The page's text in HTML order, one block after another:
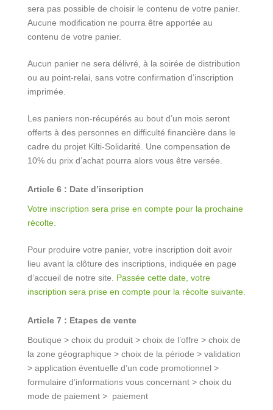
sera pas possible de choisir le contenu de votre panier.
Aucune modification ne pourra être apportée au
contenu de votre panier.
Aucun panier ne sera délivré, à la soirée de distribution
ou au point-relai, sans votre confirmation d’inscription
imprimée.
Les paniers non-récupérés au bout d’un mois seront
offerts à des personnes en difficulté financière dans le
cadre du projet Kilti-Solidarité. Une compensation de
10% du prix d’achat pourra alors vous être versée.
Article 6 : Date d’inscription
Votre inscription sera prise en compte pour la prochaine
récolte.
Pour produire votre panier, votre inscription doit avoir
lieu avant la clôture des inscriptions, indiquée en page
d’accueil de notre site. Passée cette date, votre
inscription sera prise en compte pour la récolte suivante.
Article 7 : Etapes de vente
Boutique > choix du produit > choix de l’offre > choix de
la zone géographique > choix de la période > validation
> application éventuelle d’un code promotionnel >
formulaire d’informations vous concernant > choix du
mode de paiement > paiement